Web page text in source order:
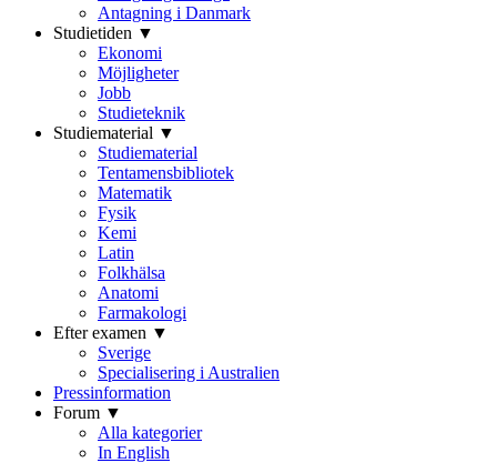
Antagning i Danmark
Studietiden ▼
Ekonomi
Möjligheter
Jobb
Studieteknik
Studiematerial ▼
Studiematerial
Tentamensbibliotek
Matematik
Fysik
Kemi
Latin
Folkhälsa
Anatomi
Farmakologi
Efter examen ▼
Sverige
Specialisering i Australien
Pressinformation
Forum ▼
Alla kategorier
In English